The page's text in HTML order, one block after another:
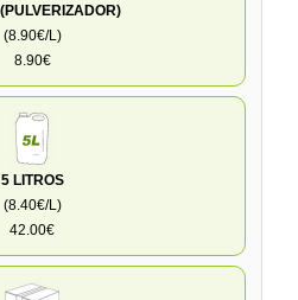
(8.90€/L)
8.90€
5 LITROS
(8.40€/L)
42.00€